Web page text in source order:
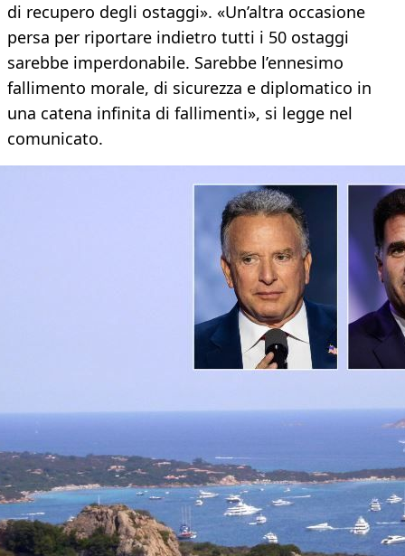
di recupero degli ostaggi». «Un’altra occasione
persa per riportare indietro tutti i 50 ostaggi
sarebbe imperdonabile. Sarebbe l’ennesimo
fallimento morale, di sicurezza e diplomatico in
una catena infinita di fallimenti», si legge nel
comunicato.